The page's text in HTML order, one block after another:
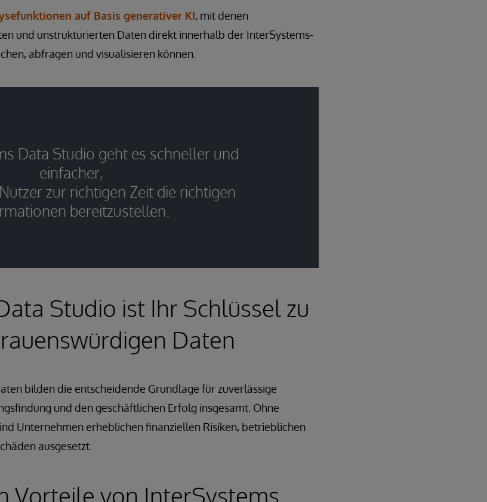
auf Basis generativer KI, mit denen
und unstrukturierten Daten direkt innerhalb der InterSystems-
abfragen und visualisieren können.
Data Studio geht es schneller und
einfacher,
zur richtigen Zeit die richtigen
bereitzustellen.
Studio ist Ihr Schlüssel zu
Daten
bilden die entscheidende Grundlage für zuverlässige
und den geschäftlichen Erfolg insgesamt. Ohne
Unternehmen erheblichen finanziellen Risiken, betrieblichen
ausgesetzt.
Vorteile von InterSystems